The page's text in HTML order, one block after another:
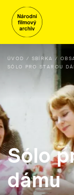
ÚVOD SBÍRKA
SÓLO PRO STAROU
Sólo
dámu